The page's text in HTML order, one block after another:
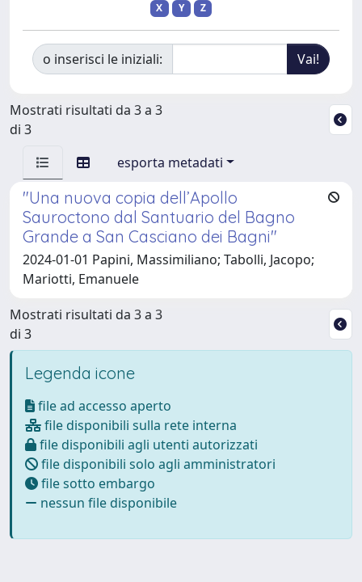
X
Y Z
o inserisci le iniziali:
Mostrati risultati da 3 a 3
di 3
esporta metadati
"Una nuova copia dell’Apollo
Sauroctono dal Santuario del Bagno
Grande a San Casciano dei Bagni"
2024-01-01 Papini, Massimiliano; Tabolli, Jacopo;
Mariotti, Emanuele
Mostrati risultati da 3 a 3
di 3
Legenda icone
file ad accesso aperto
file disponibili sulla rete interna
file disponibili agli utenti autorizzati
file disponibili solo agli amministratori
file sotto embargo
nessun file disponibile